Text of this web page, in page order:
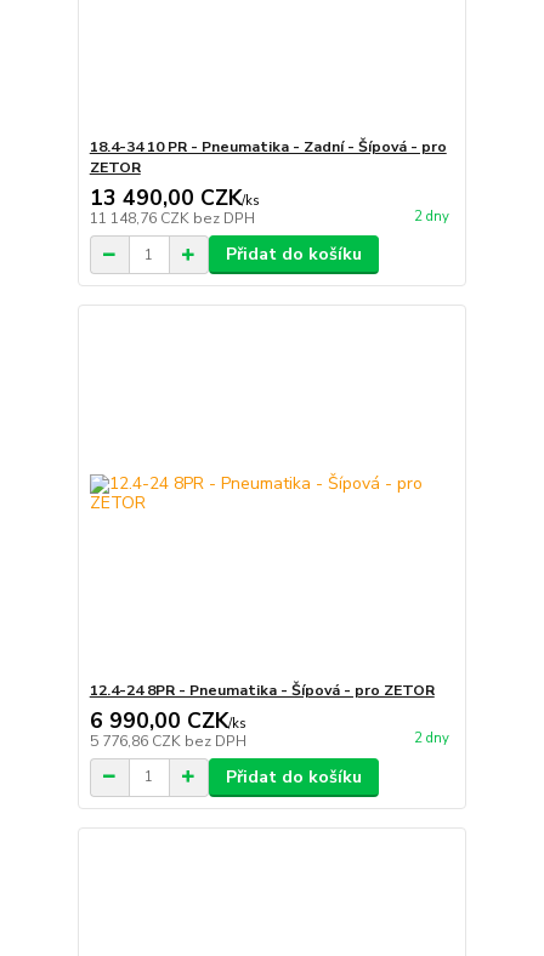
18.4-34 10 PR - Pneumatika - Zadní - Šípová - pro
ZETOR
13 490,00 CZK/ks
11 148,76 CZK bez DPH 2 dny
Přidat do košíku
12.4-24 8PR - Pneumatika - Šípová - pro ZETOR
6 990,00 CZK/ks
5 776,86 CZK bez DPH 2 dny
Přidat do košíku